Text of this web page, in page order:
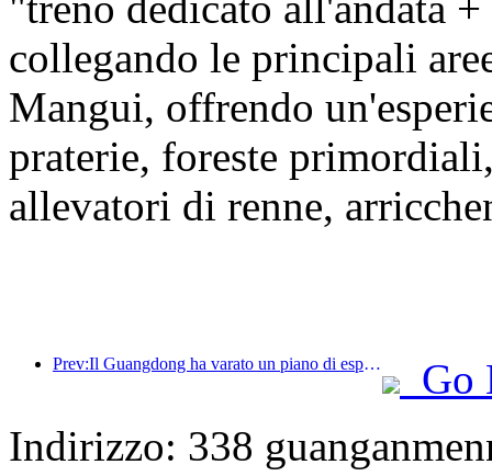
collegando le principali
Mangui, offrendo
praterie, foreste
allevatori di renne,
Prev:Il Guangdong ha varato un piano di espansione della capacità del settore dei servizi per trasformare la Greater Bay Area in una destinazione turistica di livello mondiale.
Go
Indirizzo: 338